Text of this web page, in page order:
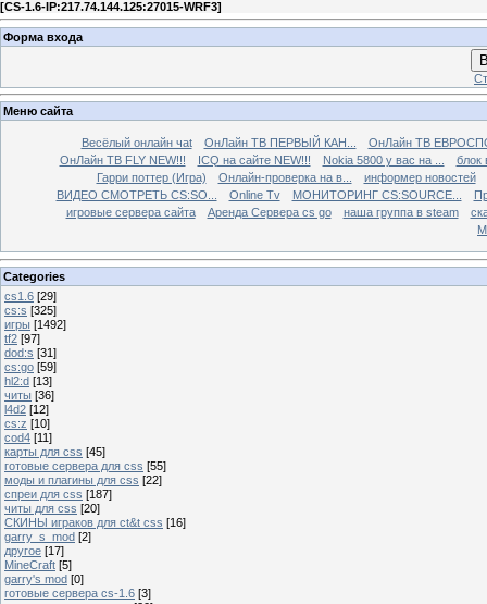
[CS-1.6-IP:217.74.144.125:27015-WRF3]
Форма входа
Меню сайта
Весёлый онлайн чаt ОнЛайн ТВ ПЕРВЫЙ КАН...
ОнЛайн ТВ
ОнЛайн ТВ FLY NEW!!!
ICQ на сайте NEW!!! Nokia 5800 у вас на ...
блок
Гарри поттер (Игра)
Онлайн-проверка на в...
информер новостей
ВИДЕО СМОТРЕТЬ CS:SO...
Online Tv МОНИТОРИНГ CS:SOURCE...
игровые сервера сайта
Аренда Сервера cs go наша группа в steam
Categories
cs1.6 [29]
cs:s [325]
игры [1492]
tf2 [97]
dod:s [31]
cs:go [59]
hl2:d [13]
читы [36]
l4d2 [12]
cs:z [10]
cod4 [11]
карты для css [45]
готовые сервера для css [55]
моды и плагины для css [22]
спреи для css [187]
читы для css [20]
СКИНЫ играков для ct&t css [16]
garry_s_mod [2]
другое [17]
MineCraft [5]
garry's mod [0]
готовые сервера cs-1.6 [3]